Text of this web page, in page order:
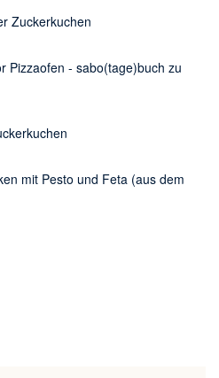
Zuckerkuchen
Pizzaofen - sabo(tage)buch zu
mit Pesto und Feta (aus dem